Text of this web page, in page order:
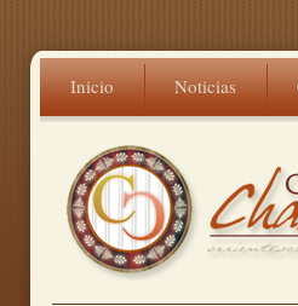
Inicio Noticias